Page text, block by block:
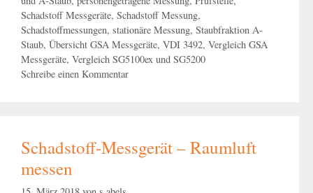
Schadstoff Messgeräte, Schadstoff Messung,
Schadstoffmessungen, stationäre Messung, Staubfraktion A-
Staub, Übersicht GSA Messgeräte, VDI 3492, Vergleich GSA
Messgeräte, Vergleich SG5100ex und SG5200
Schreibe einen Kommentar
Schadstoff-Messgerät – Raumluft
messen